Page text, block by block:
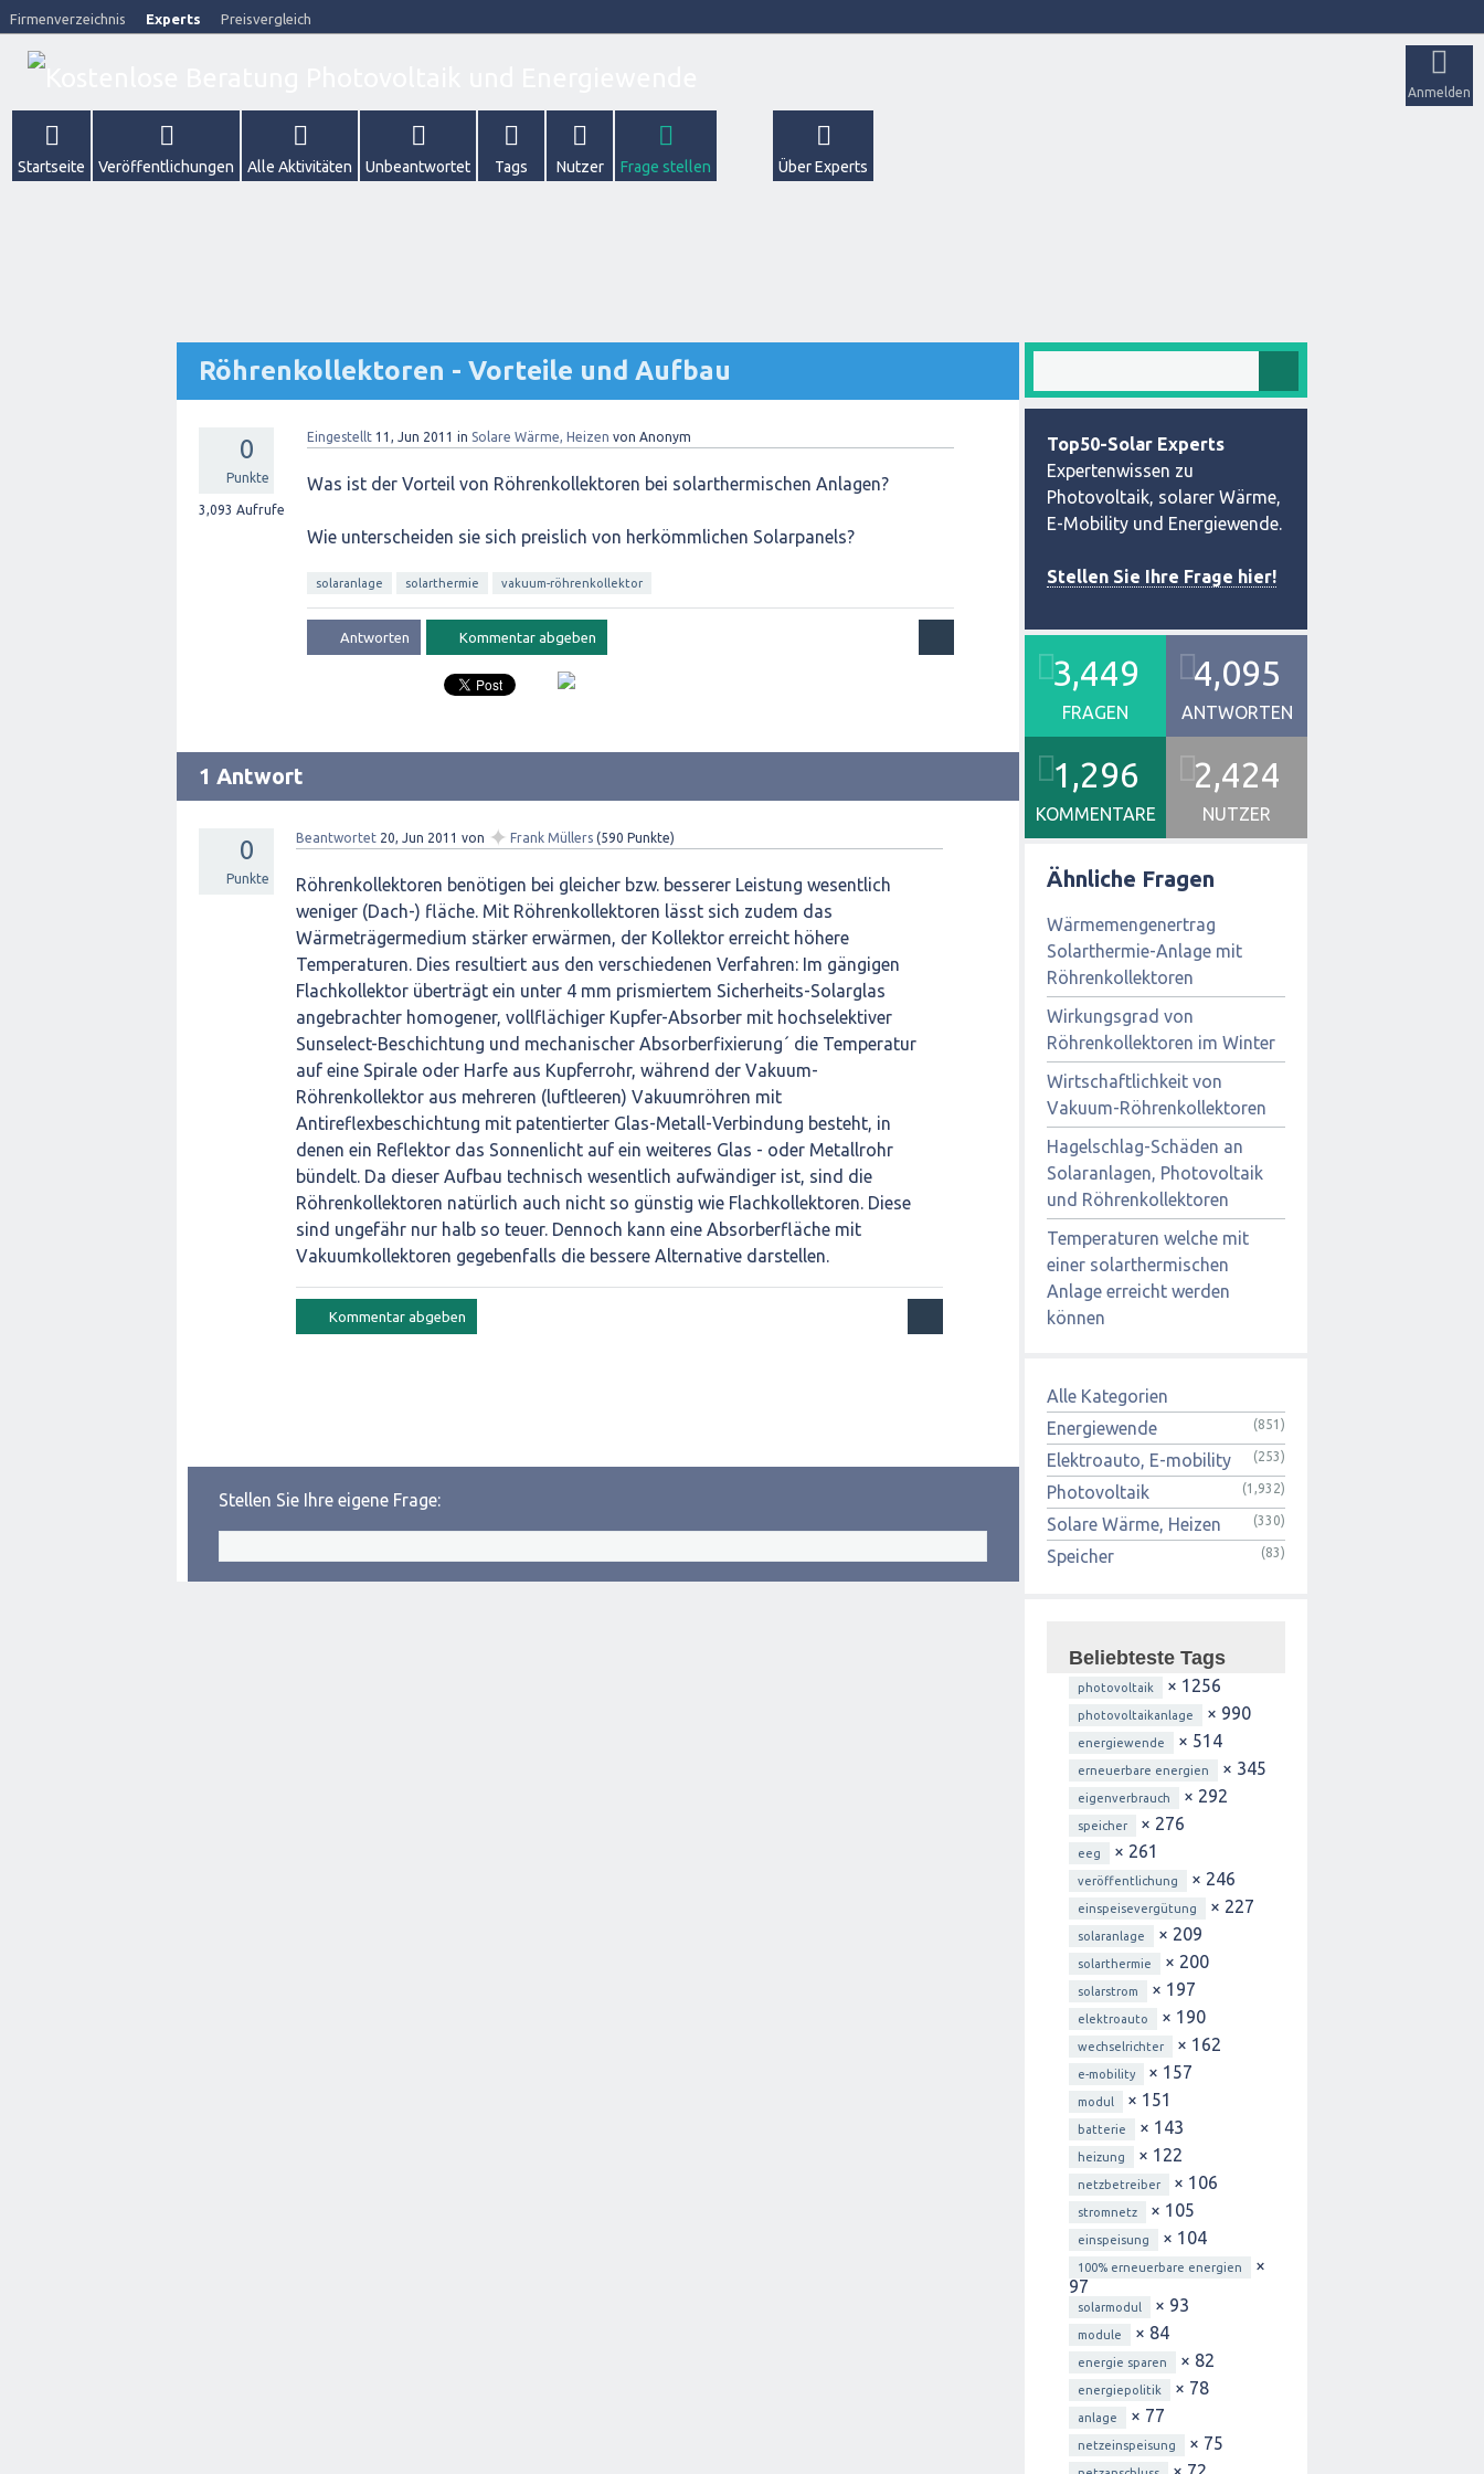
Firmenverzeichnis Experts Preisvergleich
Anmelden
Startseite Veröffentlichungen Alle Aktivitäten Unbeantwortet Tags Nutzer Frage stellen Über Experts
Röhrenkollektoren - Vorteile und Aufbau
0
Punkte
3,093 Aufrufe
Eingestellt 11, Jun 2011 in Solare Wärme, Heizen von Anonym
Was ist der Vorteil von Röhrenkollektoren bei solarthermischen Anlagen?
Wie unterscheiden sie sich preislich von herkömmlichen Solarpanels?
solaranlage solarthermie vakuum-röhrenkollektor
1 Antwort
0
Punkte
Beantwortet 20, Jun 2011 von ✦ Frank Müllers (590 Punkte)
Röhrenkollektoren benötigen bei gleicher bzw. besserer Leistung wesentlich
weniger (Dach-) fläche. Mit Röhrenkollektoren lässt sich zudem das
Wärmeträgermedium stärker erwärmen, der Kollektor erreicht höhere
Temperaturen. Dies resultiert aus den verschiedenen Verfahren: Im gängigen
Flachkollektor überträgt ein unter 4 mm prismiertem Sicherheits-Solarglas
angebrachter homogener, vollflächiger Kupfer-Absorber mit hochselektiver
Sunselect-Beschichtung und mechanischer Absorberfixierung´ die Temperatur
auf eine Spirale oder Harfe aus Kupferrohr, während der Vakuum-
Röhrenkollektor aus mehreren (luftleeren) Vakuumröhren mit
Antireflexbeschichtung mit patentierter Glas-Metall-Verbindung besteht, in
denen ein Reflektor das Sonnenlicht auf ein weiteres Glas - oder Metallrohr
bündelt. Da dieser Aufbau technisch wesentlich aufwändiger ist, sind die
Röhrenkollektoren natürlich auch nicht so günstig wie Flachkollektoren. Diese
sind ungefähr nur halb so teuer. Dennoch kann eine Absorberfläche mit
Vakuumkollektoren gegebenfalls die bessere Alternative darstellen.
Stellen Sie Ihre eigene Frage:
Top50-Solar Experts
Expertenwissen zu
Photovoltaik, solarer Wärme,
E-Mobility und Energiewende.
Stellen Sie Ihre Frage hier!
3,449
FRAGEN
4,095
ANTWORTEN
1,296
KOMMENTARE
2,424
NUTZER
Ähnliche Fragen
Wärmemengenertrag
Solarthermie-Anlage mit
Röhrenkollektoren
Wirkungsgrad von
Röhrenkollektoren im Winter
Wirtschaftlichkeit von
Vakuum-Röhrenkollektoren
Hagelschlag-Schäden an
Solaranlagen, Photovoltaik
und Röhrenkollektoren
Temperaturen welche mit
einer solarthermischen
Anlage erreicht werden
können
Alle Kategorien
Energiewende
(851)
Elektroauto, E-mobility (253)
Photovoltaik (1,932)
Solare Wärme, Heizen (330)
Speicher (83)
Beliebteste Tags
photovoltaik × 1256
photovoltaikanlage × 990
energiewende × 514
erneuerbare energien × 345
eigenverbrauch × 292
speicher × 276
eeg × 261
veröffentlichung × 246
einspeisevergütung × 227
solaranlage × 209
solarthermie × 200
solarstrom × 197
elektroauto × 190
wechselrichter × 162
e-mobility × 157
modul × 151
batterie × 143
heizung × 122
netzbetreiber × 106
stromnetz × 105
einspeisung × 104
100% erneuerbare energien
×
97
solarmodul × 93
module × 84
energie sparen × 82
energiepolitik × 78
anlage × 77
netzeinspeisung × 75